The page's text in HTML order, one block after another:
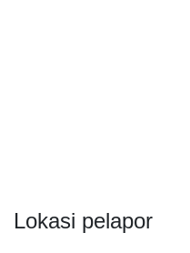
Lokasi pelapor